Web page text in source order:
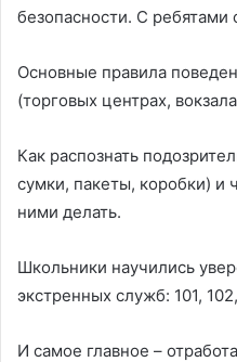
безопасности. С ребятами
Основные правила
(торговых центрах,
Как распознать
сумки, пакеты, коробки) и
ними делать.
Школьники научились
экстренных служб: 101,
И самое главное –